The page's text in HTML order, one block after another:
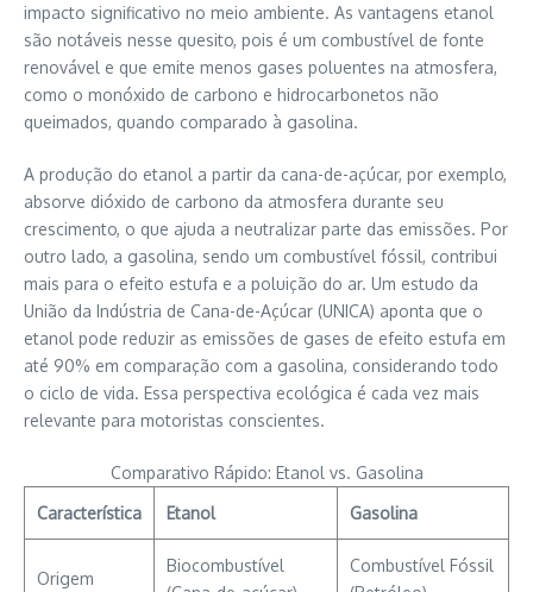
impacto significativo no meio ambiente. As vantagens etanol
são notáveis nesse quesito, pois é um combustível de fonte
renovável e que emite menos gases poluentes na atmosfera,
como o monóxido de carbono e hidrocarbonetos não
queimados, quando comparado à gasolina.
A produção do etanol a partir da cana-de-açúcar, por exemplo,
absorve dióxido de carbono da atmosfera durante seu
crescimento, o que ajuda a neutralizar parte das emissões. Por
outro lado, a gasolina, sendo um combustível fóssil, contribui
mais para o efeito estufa e a poluição do ar. Um estudo da
União da Indústria de Cana-de-Açúcar (UNICA) aponta que o
etanol pode reduzir as emissões de gases de efeito estufa em
até 90% em comparação com a gasolina, considerando todo
o ciclo de vida. Essa perspectiva ecológica é cada vez mais
relevante para motoristas conscientes.
Comparativo Rápido: Etanol vs. Gasolina
Característica
Etanol Gasolina
Origem
Biocombustível
Combustível Fóssil